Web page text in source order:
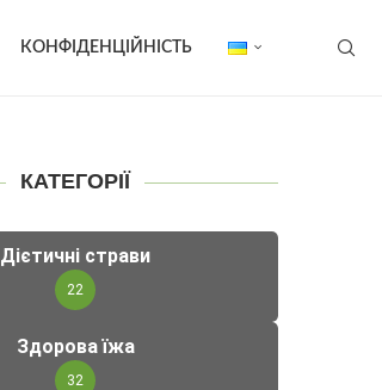
КОНФІДЕНЦІЙНІСТЬ
КАТЕГОРІЇ
Дієтичні страви
22
Здорова їжа
32